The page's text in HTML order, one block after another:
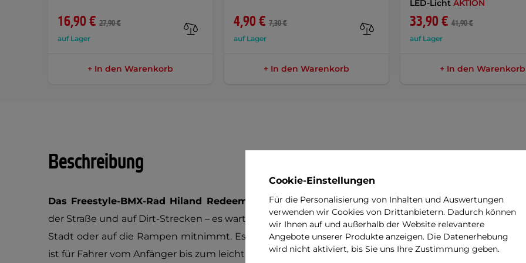
16,90 € 27,90 €
auf Lager
+ In den Warenkorb
4,90 € 7,30 €
auf Lager
+ In den Warenkorb
LED-Licht AKTION
33,90 € 41,90 €
auf Lager
+ In den Warenkorb
Beschreibung
Das Freestyle-BMX-Rad Hiland Redeem
eignet sich für Fahrten im Bikepark, auf
der Straße und auf Dirt-Strecken – es wartet also nur darauf, dass ein Fahrer es in die
Stadt oder auf die Rampen mitnimmt. Es bietet hervorragende Eigenschaften und
ist für Fahrer vom Anfänger bis zum leicht fortgeschrittenen Fahrer konzipiert.
Laufradgröße
Bremsen
Cookie-Einstellungen
Für die Personalisierung von Inhalten und Auswertungen
verwenden wir Cookies von Drittanbietern. Dadurch können
wir Ihnen auf und außerhalb der Website relevantere
Angebote unserer Produkte anzeigen. Die Datenerhebung
wird nicht aktiviert, bis Sie uns Ihre Zustimmung geben.